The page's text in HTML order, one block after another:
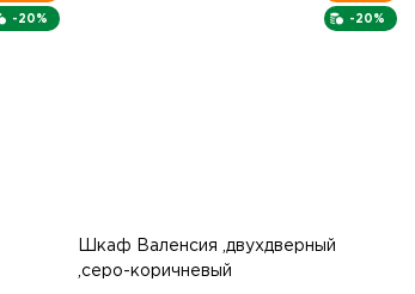
-20% -20%
Шкаф Валенсия ,двухдверный
,серо-коричневый